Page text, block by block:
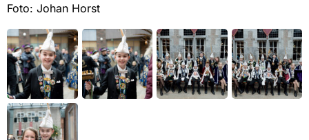
Foto: Johan Horst